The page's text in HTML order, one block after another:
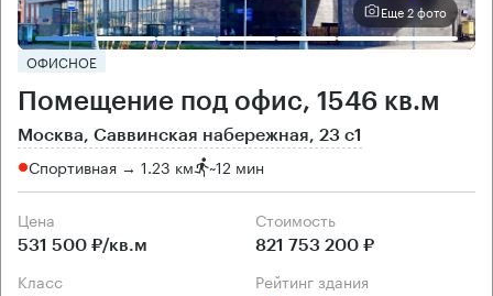
Еще 2 фото
ОФИСНОЕ
Помещение под офис, 1546 кв.м
Москва, Саввинская набережная, 23 с1
Спортивная → 1.23 км ~12 мин
Цена
531 500 ₽/кв.м
Cтоимость
821 753 200 ₽
класс рейтинг здания